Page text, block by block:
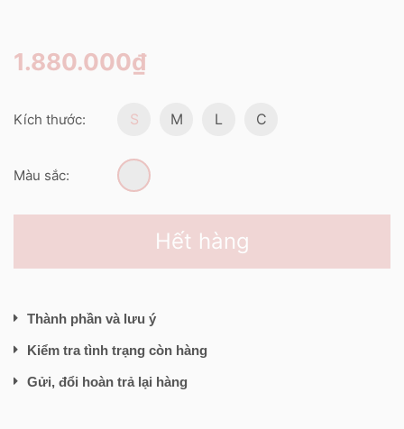
1.880.000₫
Kích thước: S M L C
Màu sắc:
Hết hàng
Thành phần và lưu ý
Kiểm tra tình trạng còn hàng
Gửi, đổi hoàn trả lại hàng